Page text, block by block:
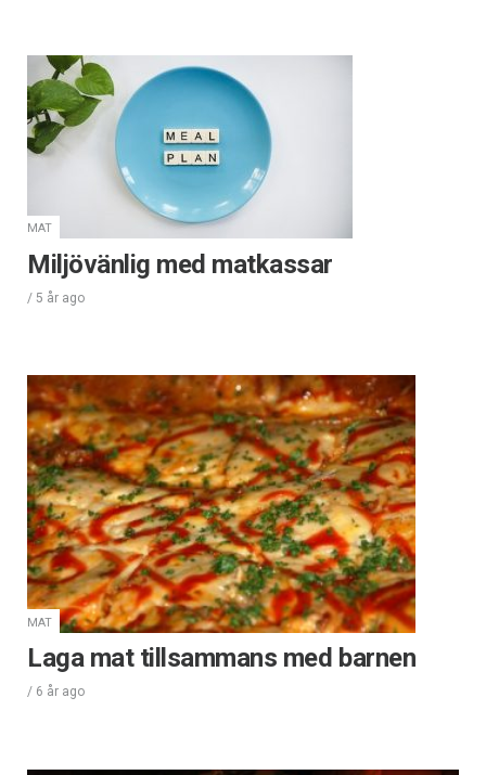
MAT
Miljövänlig med matkassar
/ 5 år ago
MAT
Laga mat tillsammans med barnen
/ 6 år ago